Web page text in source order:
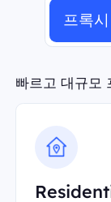
프록
빠르고 대규모